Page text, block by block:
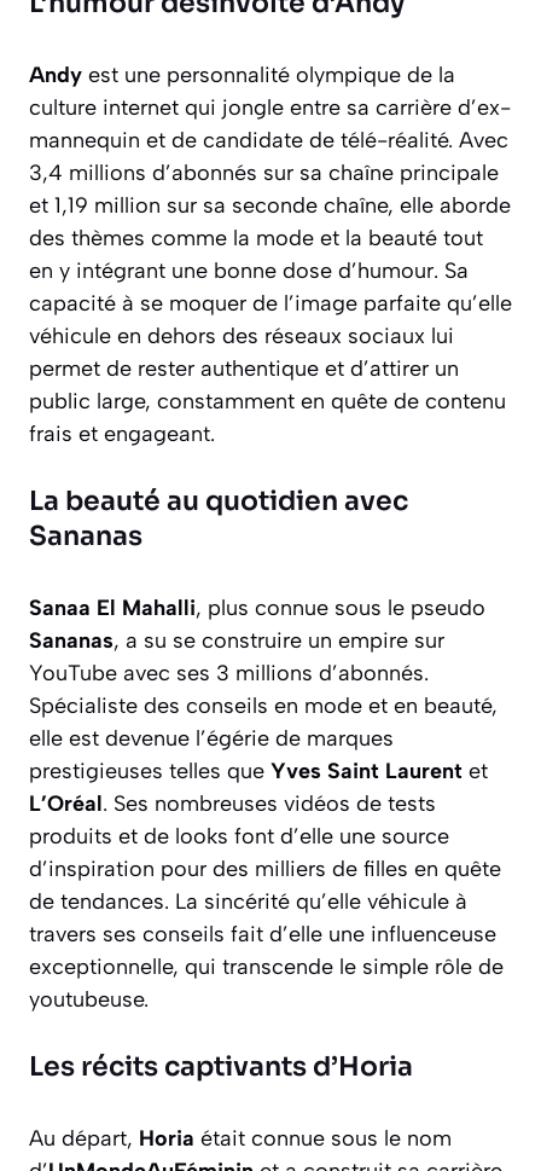
Andy est une personnalité olympique de la
culture internet qui jongle entre sa carrière d’ex-
mannequin et de candidate de télé-réalité. Avec
3,4 millions d’abonnés sur sa chaîne principale
et 1,19 million sur sa seconde chaîne, elle aborde
des thèmes comme la mode et la beauté tout
en y intégrant une bonne dose d’humour. Sa
capacité à se moquer de l’image parfaite qu’elle
véhicule en dehors des réseaux sociaux lui
permet de rester authentique et d’attirer un
public large, constamment en quête de contenu
frais et engageant.
La beauté au quotidien avec
Sananas
Sanaa El Mahalli, plus connue sous le pseudo
Sananas, a su se construire un empire sur
YouTube avec ses 3 millions d’abonnés.
Spécialiste des conseils en mode et en beauté,
elle est devenue l’égérie de marques
prestigieuses telles que Yves Saint Laurent et
L’Oréal. Ses nombreuses vidéos de tests
produits et de looks font d’elle une source
d’inspiration pour des milliers de filles en quête
de tendances. La sincérité qu’elle véhicule à
travers ses conseils fait d’elle une influenceuse
exceptionnelle, qui transcende le simple rôle de
youtubeuse.
Les récits captivants d’Horia
Au départ, Horia était connue sous le nom